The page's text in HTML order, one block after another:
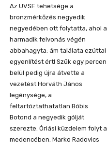
Az UVSE tehetsége a
bronzmérkőzés negyedik
negyedében ott folytatta, ahol a
harmadik felvonás végén
abbahagyta: ám találata ezúttal
egyenlítést ért! Szűk egy percen
belül pedig újra átvette a
vezetést Horváth János
legénysége, a
feltartóztathatatlan Bóbis
Botond a negyedik gólját
szerezte. Óriási küzdelem folyt a
medencében. Marko Radovics